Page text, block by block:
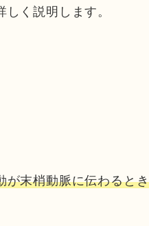
く説明します。
が末梢動脈に伝わるとき